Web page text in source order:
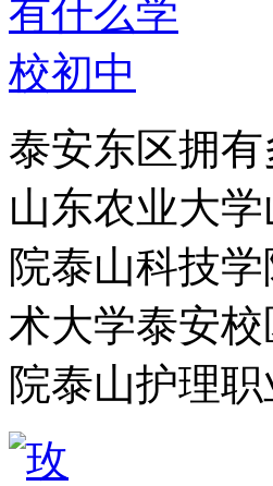
泰安东区拥
山东农业大
院泰山科技
术大学泰安
院泰山护理